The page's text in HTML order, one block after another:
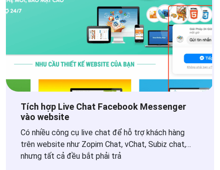
Tích hợp Live Chat Facebook Messenger
vào website
Có nhiều công cụ live chat để hỗ trợ khách hàng
trên website như Zopim Chat, vChat, Subiz chat,…
nhưng tất cả đều bắt phải trả